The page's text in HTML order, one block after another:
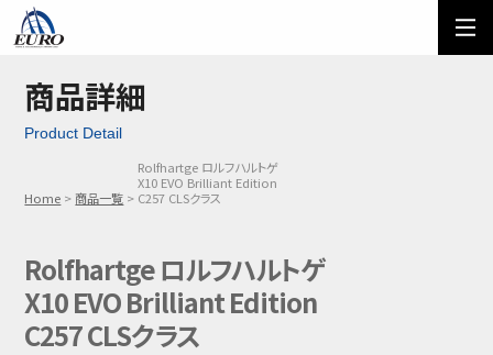
ご利用方法
メール問い合わせ
03-5674-7742
商品詳細
Product Detail
Home 商品一覧
Rolfhartge ロルフハルトゲ
X10 EVO Brilliant Edition
C257 CLSクラス
Rolfhartge ロルフハルトゲ
X10 EVO Brilliant Edition
C257 CLSクラス